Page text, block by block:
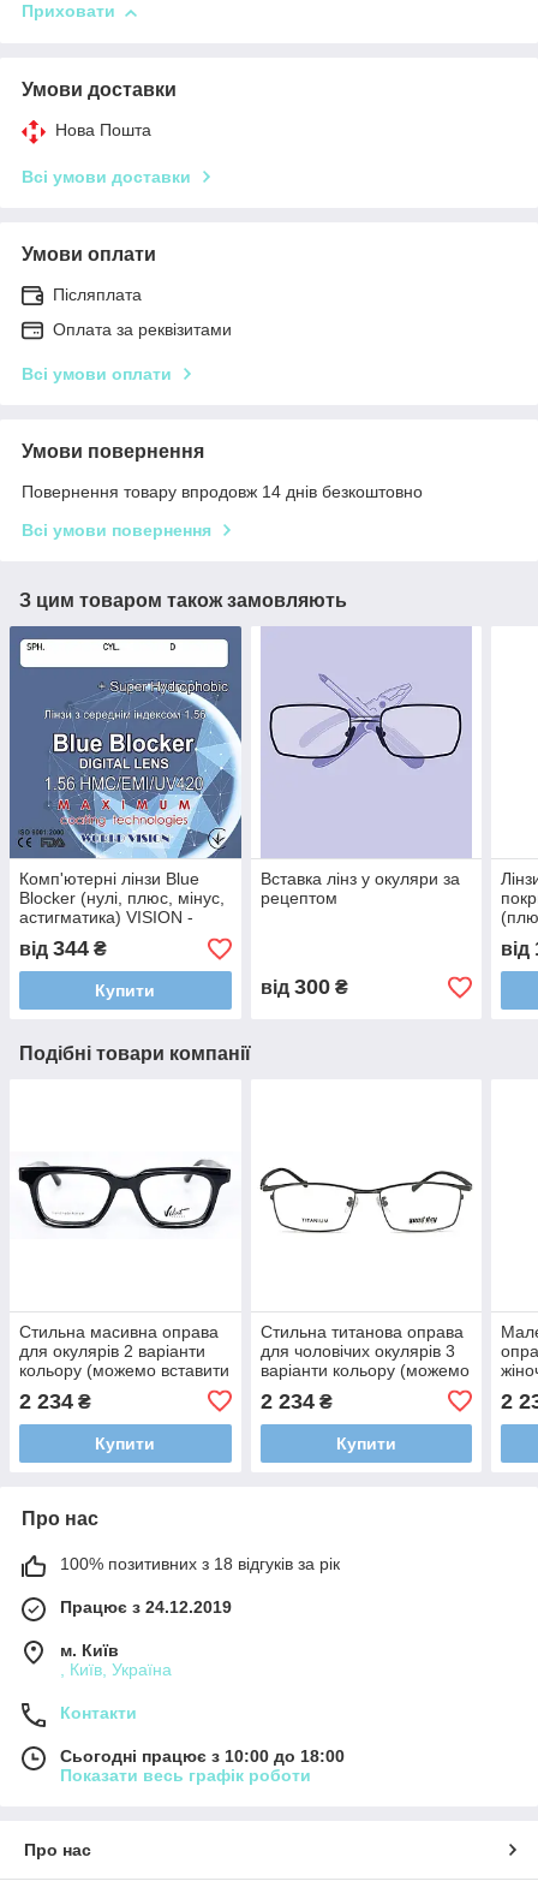
Приховати
Умови доставки
Нова Пошта
Всі умови доставки
Умови оплати
Післяплата
Оплата за реквізитами
Всі умови оплати
Умови повернення
Повернення товару впродовж 14 днів безкоштовно
Всі умови повернення
З цим товаром також замовляють
Комп'ютерні лінзи Blue
Blocker (нулі, плюс, мінус,
астигматика) VISION -
від 344 ₴
Купити
Вставка лінз у окуляри за
рецептом
від 300₴
від
Подібні товари компанії
Стильна масивна оправа
для окулярів 2 варіанти
кольору (можемо вставити
2 234 ₴
Купити
Стильна титанова оправа
для чоловічих окулярів 3
варіанти кольору (можемо
2 234₴
Купити
2
Про нас
100% позитивних з 18 відгуків за рік
Працює з 24.12.2019
м. Київ
, Київ, Україна
Контакти
Сьогодні працює з 10:00 до 18:00
Показати весь графік роботи
Про нас